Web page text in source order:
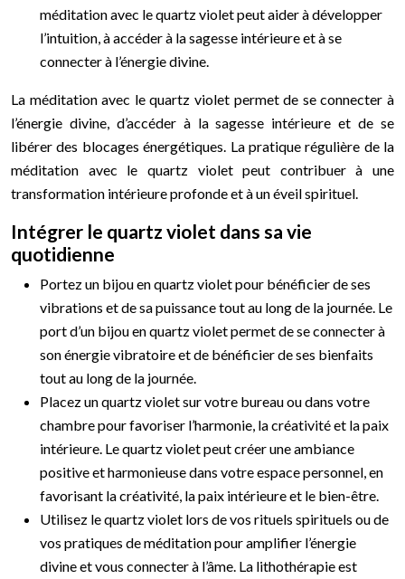
méditation avec le quartz violet peut aider à développer
l’intuition, à accéder à la sagesse intérieure et à se
connecter à l’énergie divine.
La méditation avec le quartz violet permet de se connecter à
l’énergie divine, d’accéder à la sagesse intérieure et de se
libérer des blocages énergétiques. La pratique régulière de la
méditation avec le quartz violet peut contribuer à une
transformation intérieure profonde et à un éveil spirituel.
Intégrer le quartz violet dans sa vie
quotidienne
Portez un bijou en quartz violet pour bénéficier de ses
vibrations et de sa puissance tout au long de la journée. Le
port d’un bijou en quartz violet permet de se connecter à
son énergie vibratoire et de bénéficier de ses bienfaits
tout au long de la journée.
Placez un quartz violet sur votre bureau ou dans votre
chambre pour favoriser l’harmonie, la créativité et la paix
intérieure. Le quartz violet peut créer une ambiance
positive et harmonieuse dans votre espace personnel, en
favorisant la créativité, la paix intérieure et le bien-être.
Utilisez le quartz violet lors de vos rituels spirituels ou de
vos pratiques de méditation pour amplifier l’énergie
divine et vous connecter à l’âme. La lithothérapie est